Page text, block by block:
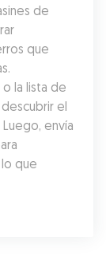
de
que
la lista de
el
envía
que